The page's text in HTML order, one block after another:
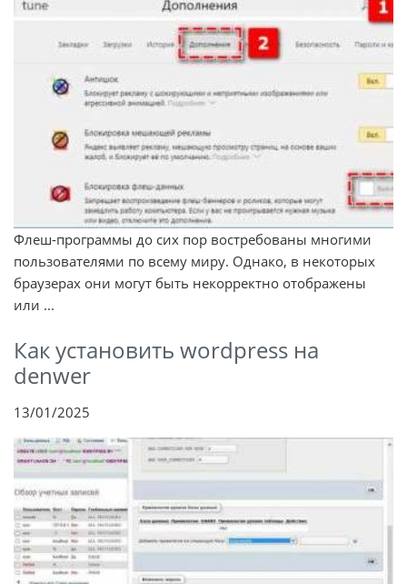
Флеш-программы до сих пор востребованы многими
пользователями по всему миру. Однако, в некоторых
браузерах они могут быть некорректно отображены
или ...
Как установить wordpress на
denwer
13/01/2025